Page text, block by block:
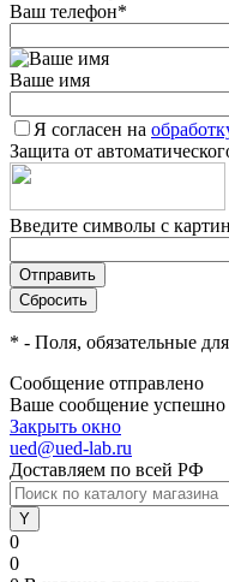
Ваш телефон*
Ваше имя
Я согласен на
Защита от
Введите символы с
* - Поля, обязательные
Сообщение отправлено
Ваше сообщение успешно
Закрыть окно
ued@ued-lab.ru
Доставляем по всей РФ
0
0